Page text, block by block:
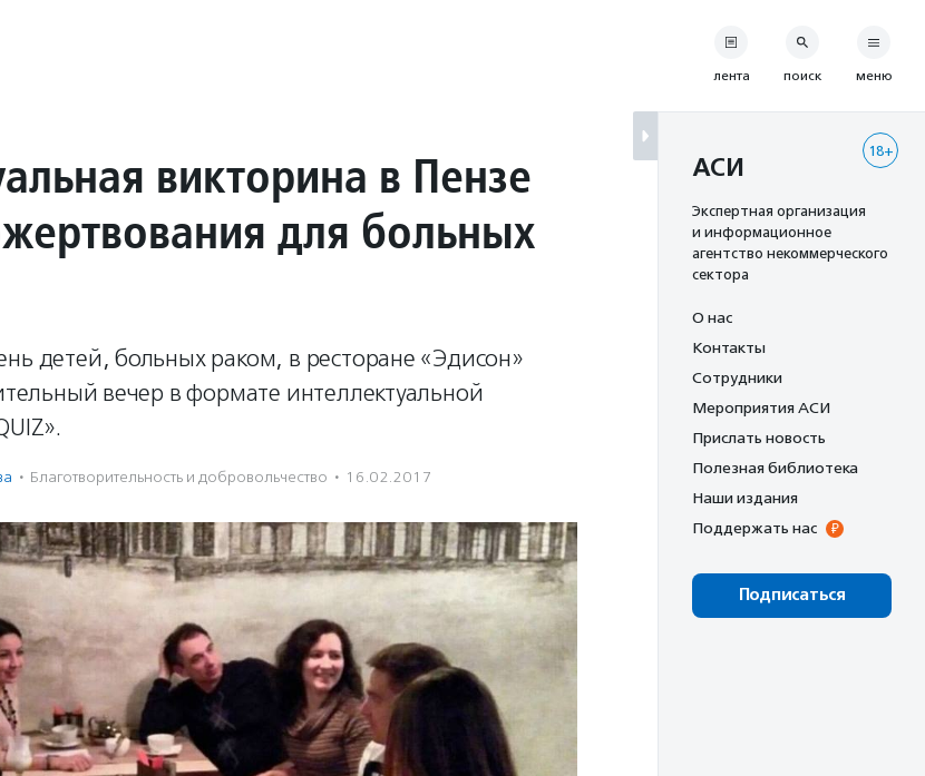
викторина в Пензе
для больных
детей, больных раком, в ресторане «Эдисон»
вечер в формате интеллектуальной
· Благотвори­тель­ность и доброволь­чест­во · 16.02.2017
лента поиск меню
18+
АСИ
Экспертная организация
и информационное
агентство некоммерческого
сектора
О нас
Контакты
Сотрудники
Мероприятия АСИ
Прислать новость
Полезная библиотека
Наши издания
Поддержать нас
Подписаться